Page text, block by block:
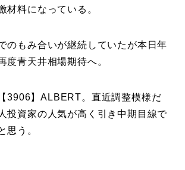
材料になっている。
のもみ合いが継続していたが本日年
度青天井相場期待へ。
3906】ALBERT。直近調整模様だ
投資家の人気が高く引き中期目線で
思う。